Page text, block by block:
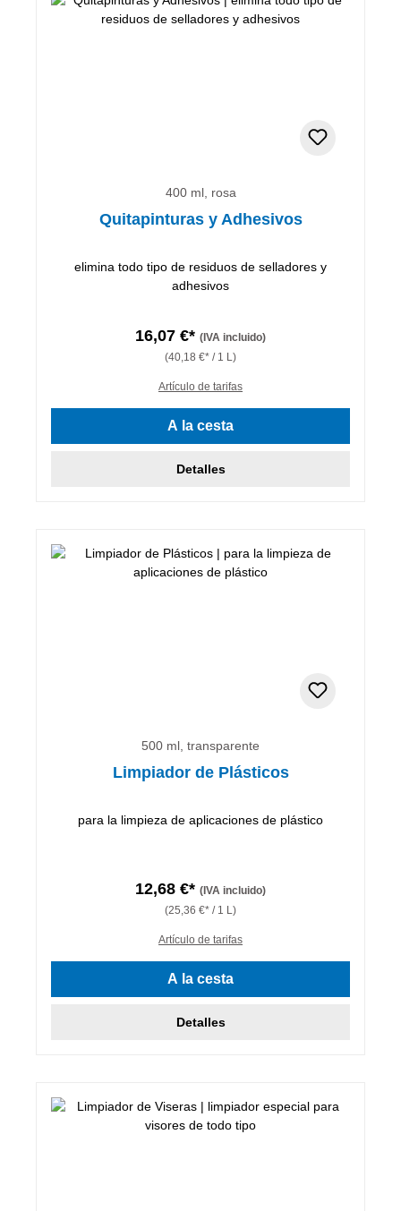
400 ml, rosa
Quitapinturas y Adhesivos
elimina todo tipo de residuos de selladores y
adhesivos
16,07 €* (IVA incluido)
(40,18 €* / 1 L)
Artículo de tarifas
A la cesta
Detalles
500 ml, transparente
Limpiador de Plásticos
para la limpieza de aplicaciones de plástico
12,68 €* (IVA incluido)
(25,36 €* / 1 L)
Artículo de tarifas
A la cesta
Detalles